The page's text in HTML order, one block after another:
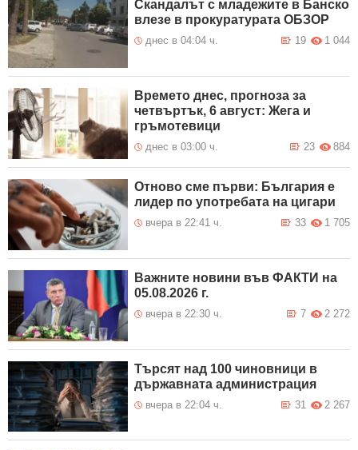
Скандалът с младежите в Банско
влезе в прокуратурата ОБЗОР
днес в 04:04 ч. 1 044
19
Времето днес, прогноза за
четвъртък, 6 август: Жега и
гръмотевици
днес в 03:00 ч. 884
23
Отново сме първи: България е
лидер по употребата на цигари
вчера в 22:41 ч. 1 705
33
Важните новини във ФАКТИ на
05.08.2026 г.
вчера в 22:30 ч. 2 272
7
Търсят над 100 чиновници в
държавната администрация
вчера в 22:04 ч. 2 267
31